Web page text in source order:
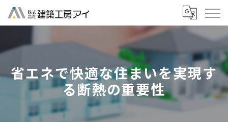
省エネで快適な住まいを実現す
る断熱の重要性